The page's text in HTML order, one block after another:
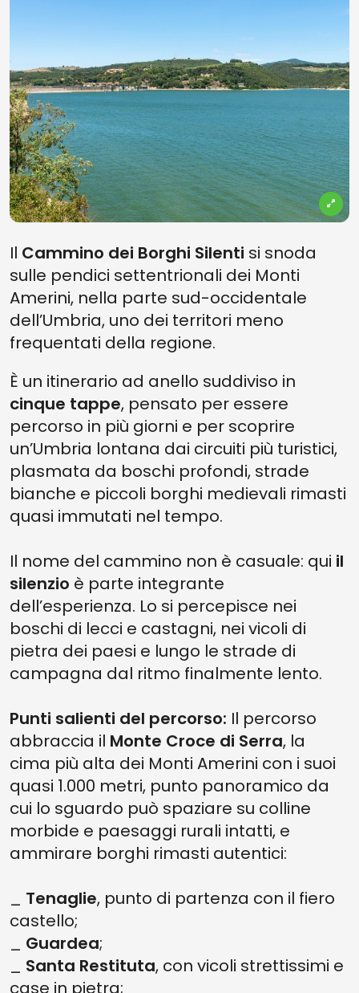
Il Cammino dei Borghi Silenti si snoda
sulle pendici settentrionali dei Monti
Amerini, nella parte sud-occidentale
dell’Umbria, uno dei territori meno
frequentati della regione.
È un itinerario ad anello suddiviso in
cinque tappe, pensato per essere
percorso in più giorni e per scoprire
un’Umbria lontana dai circuiti più turistici,
plasmata da boschi profondi, strade
bianche e piccoli borghi medievali rimasti
quasi immutati nel tempo.
Il nome del cammino non è casuale: qui il
silenzio è parte integrante
dell’esperienza. Lo si percepisce nei
boschi di lecci e castagni, nei vicoli di
pietra dei paesi e lungo le strade di
campagna dal ritmo finalmente lento.
Punti salienti del percorso: Il percorso
abbraccia il Monte Croce di Serra, la
cima più alta dei Monti Amerini con i suoi
quasi 1.000 metri, punto panoramico da
cui lo sguardo può spaziare su colline
morbide e paesaggi rurali intatti, e
ammirare borghi rimasti autentici:
_ Tenaglie, punto di partenza con il fiero
castello;
_ Guardea;
_ Santa Restituta, con vicoli strettissimi e
case in pietra;